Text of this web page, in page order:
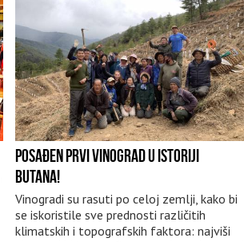
POSAĐEN PRVI VINOGRAD U ISTORIJI
BUTANA!
Vinogradi su rasuti po celoj zemlji, kako bi
se iskoristile sve prednosti različitih
klimatskih i topografskih faktora: najviši